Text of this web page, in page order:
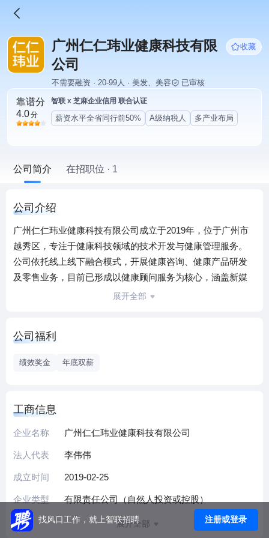
广州仁仁玮业健康科技有限
公司
收藏
不需要融资 · 20-99人 · 美发、美容 已审核
靠谱分
4.0分
智联 x 芝麻企业信用 联合认证
薪资水平全省同行前50% A级纳税人 多产业布局
公司简介 在招职位 · 1
公司介绍
广州仁仁玮业健康科技有限公司成立于2019年，位于广州市
越秀区，专注于健康科技领域的技术开发与健康管理服务。
公司依托线上线下融合模式，开展健康咨询、健康产品研发
及零售业务，目前已形成以健康顾问服务为核心，涵盖新媒
体运营、门店管理等多元化业务布局，致力于为个人及家庭
字营销领域的专业人才，通过自主研发的健康评估系统与标
基于"科技赋能健康生活"的发展理念，企业持续优化健康产品
供应链体系，深化新媒体渠道运营能力，积极探索智慧健康
管理新模式，助力提升全民健康管理水平。
展开全部
公司福利
绩效奖金 年底双薪
工商信息
企业名称 广州仁仁玮业健康科技有限公司
法人代表 李伟伟
成立时间 2019-02-25
企业类型 有限责任公司（自然人投资或控股）
展开全部
找风口工作，就上智联招聘 注册或登录